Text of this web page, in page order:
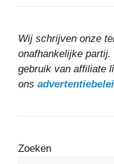
Wij schrijven onze
onafhankelijke
gebruik van affiliate
ons
Zoeken